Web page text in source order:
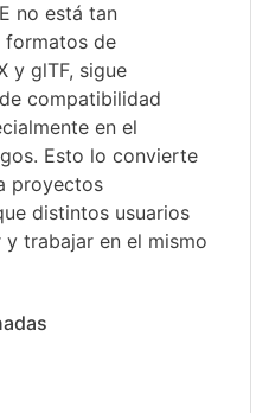
no está tan
de
y glTF, sigue
compatibilidad
en el
Esto lo convierte
proyectos
distintos usuarios
trabajar en el mismo